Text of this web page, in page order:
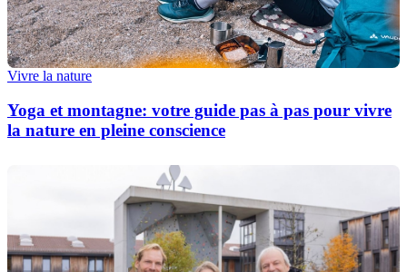
Vivre la nature
Yoga et montagne: votre guide pas à pas pour vivre
la nature en pleine conscience